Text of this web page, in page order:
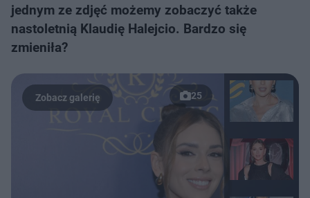
jednym ze zdjęć możemy zobaczyć także
nastoletnią Klaudię Halejcio. Bardzo się
zmieniła?
25